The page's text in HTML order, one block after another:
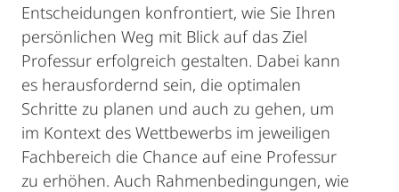
Entscheidungen konfrontiert, wie Sie Ihren
persönlichen Weg mit Blick auf das Ziel
Professur erfolgreich gestalten. Dabei kann
es herausfordernd sein, die optimalen
Schritte zu planen und auch zu gehen, um
im Kontext des Wettbewerbs im jeweiligen
Fachbereich die Chance auf eine Professur
zu erhöhen. Auch Rahmenbedingungen, wie